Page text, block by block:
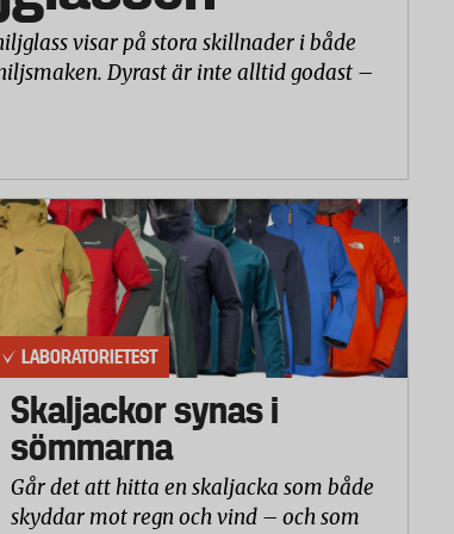
visar på stora skillnader i både
Dyrast är inte alltid godast –
LABORATORIETEST
Skaljackor synas i
sömmarna
Går det att hitta en skaljacka som både
skyddar mot regn och vind – och som